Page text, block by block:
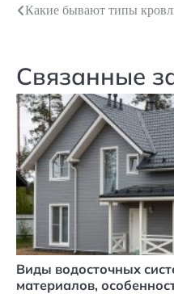
Навигация
записям
Какие бывают типы
Связанные
Виды водосточных
материалов,